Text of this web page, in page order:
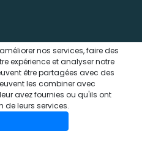
nos services, faire des
expérience et analyser notre
être partagées avec des
les combiner avec
avez fournies ou qu'ils ont
de leurs services.